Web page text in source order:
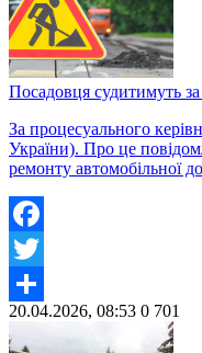
Посадовця судитимуть
За процесуального
України). Про це
ремонту автомобільної
Facebook
Twitter
Share
20.04.2026, 08:53 0 701